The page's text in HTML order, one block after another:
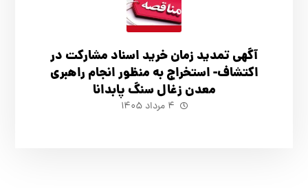
آگهي تمدید زمان خرید اسناد مشارکت در
اکتشاف- استخراج به منظور انجام راهبری
معدن زغال سنگ پابدانا
۴ مرداد ۱۴۰۵